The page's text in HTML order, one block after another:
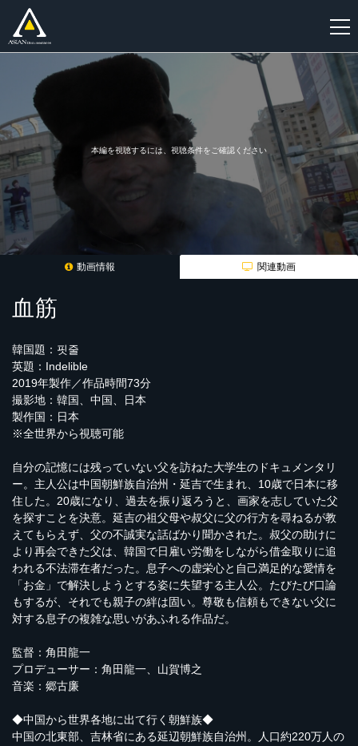
新
録
本編を視聴するには、視聴条件をご確認ください
動画情報 関連動画
血筋
韓国題：핏줄
英題：Indelible
2019年製作／作品時間73分
撮影地：韓国、中国、日本
製作国：日本
※全世界から視聴可能
自分の記憶には残っていない父を訪ねた大学生のドキュメンタリ
ー。主人公は中国朝鮮族自治州・延吉で生まれ、10歳で日本に移
住した。20歳になり、過去を振り返ろうと、画家を志していた父
を探すことを決意。延吉の祖父母や叔父に父の行方を尋ねるが教
えてもらえず、父の不誠実な話ばかり聞かされた。叔父の助けに
より再会できた父は、韓国で日雇い労働をしながら借金取りに追
われる不法滞在者だった。息子への虚栄心と自己満足的な愛情を
「お金」で解決しようとする姿に失望する主人公。たびたび口論
もするが、それでも親子の絆は固い。尊敬も信頼もできない父に
対する息子の複雑な思いがあふれる作品だ。
監督：角田龍一
プロデューサー：角田龍一、山賀博之
音楽：郷古廉
◆中国から世界各地に出て行く朝鮮族◆
中国の北東部、吉林省にある延辺朝鮮族自治州。人口約220万人の